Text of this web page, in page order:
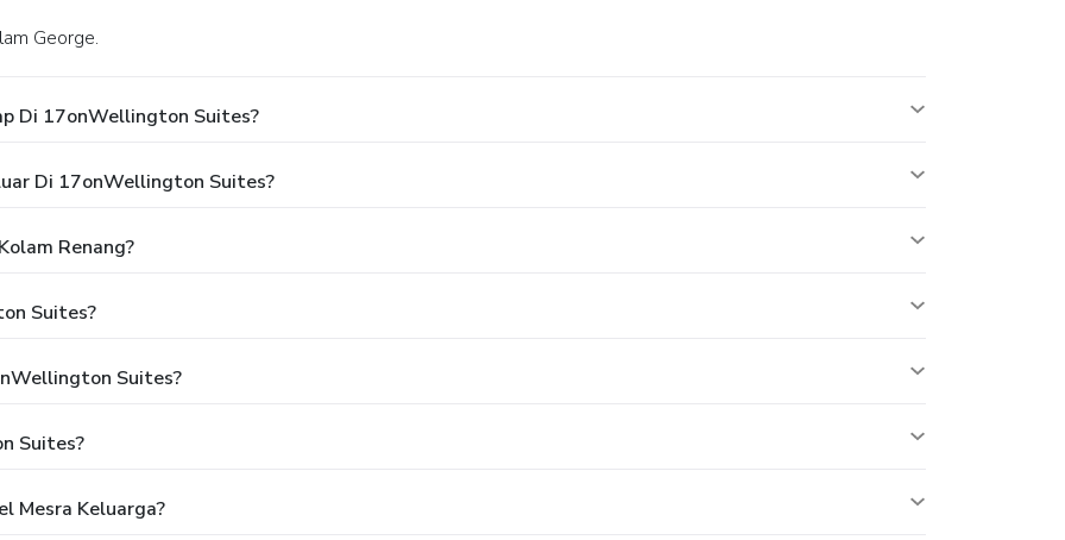
George.
Di 17onWellington Suites?
Di 17onWellington Suites?
Renang?
Suites?
Suites?
Suites?
Mesra Keluarga?